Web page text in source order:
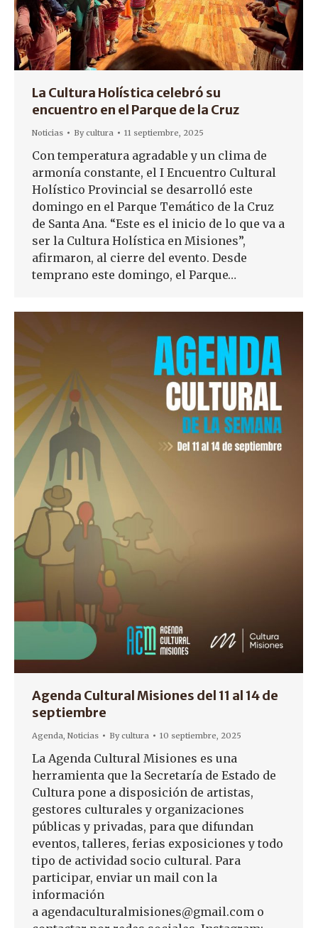
La Cultura Holística celebró su
encuentro en el Parque de la Cruz
Noticias Bycultura 11 septiembre, 2025
Con temperatura agradable y un clima de
armonía constante, el I Encuentro Cultural
Holístico Provincial se desarrolló este
domingo en el Parque Temático de la Cruz
de Santa Ana. “Este es el inicio de lo que va a
ser la Cultura Holística en Misiones”,
afirmaron, al cierre del evento. Desde
temprano este domingo, el Parque…
Agenda Cultural Misiones del 11 al 14 de
septiembre
Agenda Noticias Bycultura 10 septiembre, 2025
La Agenda Cultural Misiones es una
herramienta que la Secretaría de Estado de
Cultura pone a disposición de artistas,
gestores culturales y organizaciones
públicas y privadas, para que difundan
eventos, talleres, ferias exposiciones y todo
tipo de actividad socio cultural. Para
participar, enviar un mail con la
información
a agendaculturalmisiones@gmail.com o